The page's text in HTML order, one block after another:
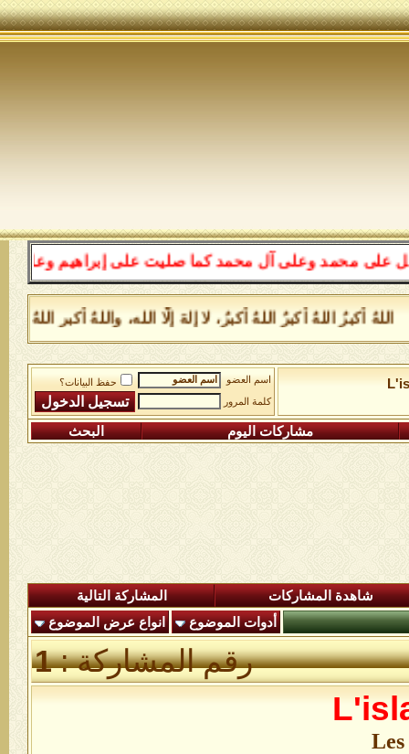
وعلى آل محمد كما صليت على إبراهيم وعلى آل إبراهيم
اللهُ أكبرُ اللهُ أكبرُ، لا إلهَ إلَّا الله، واللهُ أكبر اللهُ
اسم العضو
حفظ البيانات؟
كلمة المرور
مشاركات اليوم البحث
شاهدة المشاركات
المشاركة التالية
أدوات الموضوع
انواع عرض الموضوع
رقم المشاركة :1